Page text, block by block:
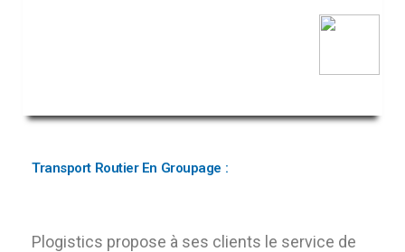
Irlande
Transport Routier En Groupage :
Plogistics propose à ses clients le service de